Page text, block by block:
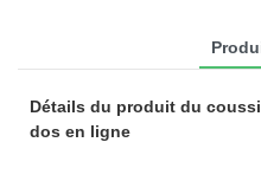
Détails du produit du
dos en ligne